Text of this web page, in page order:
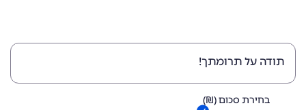
תודה על תרומתך!
בחירת סכום (₪)